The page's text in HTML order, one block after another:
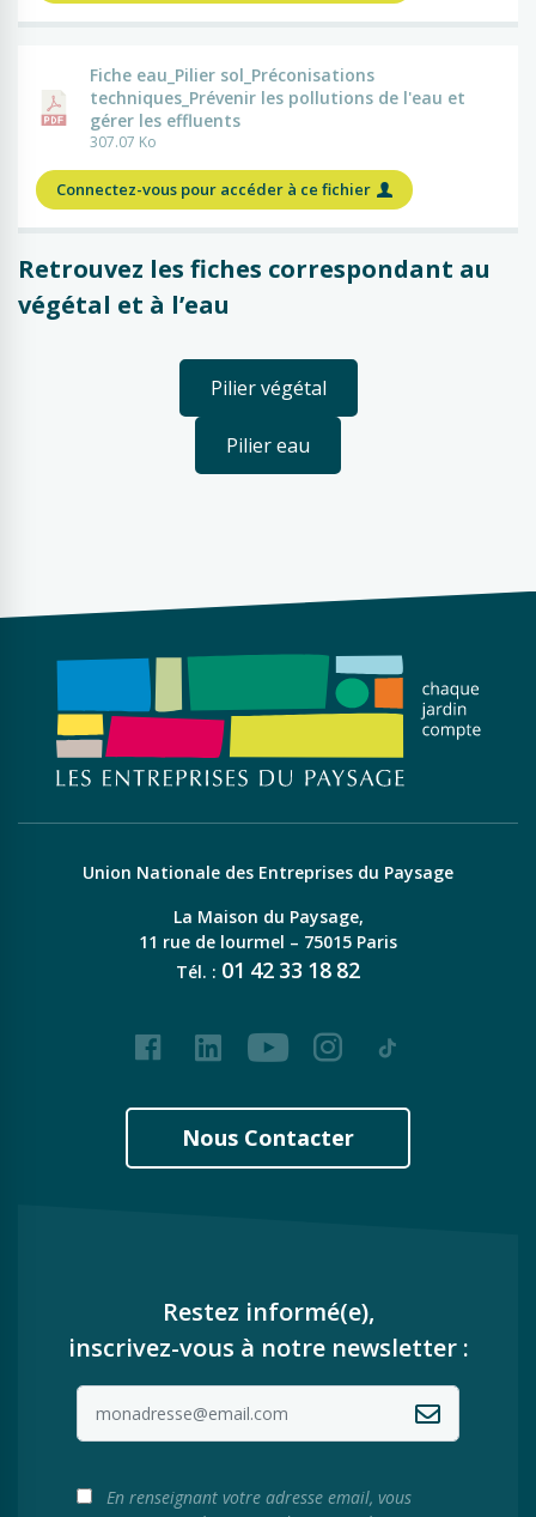
Fiche eau_Pilier sol_Préconisations
techniques_Prévenir les pollutions de l'eau et
gérer les effluents
307.07 Ko
Connectez-vous pour accéder à ce fichier
Retrouvez les fiches correspondant au
végétal et à l’eau
Pilier végétal
Pilier eau
Union Nationale des Entreprises du Paysage
La Maison du Paysage,
11 rue de lourmel – 75015 Paris
Tél. : 01 42 33 18 82
FacebookLinkedInYoutubeInstagram
Tiktok
Nous Contacter
Restez informé(e),
inscrivez-vous à notre newsletter :
En renseignant votre adresse email, vous